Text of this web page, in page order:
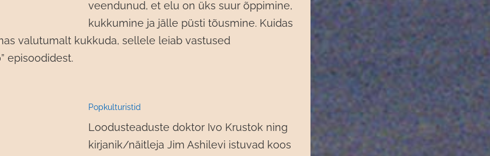
veendunud, et elu on üks suur õppimine,
kukkumine ja jälle püsti tõusmine. Kuidas
valutumalt kukkuda, sellele leiab vastused
episoodidest.
Popkulturistid
Loodusteaduste doktor Ivo Krustok ning
kirjanik/näitleja Jim Ashilevi istuvad koos